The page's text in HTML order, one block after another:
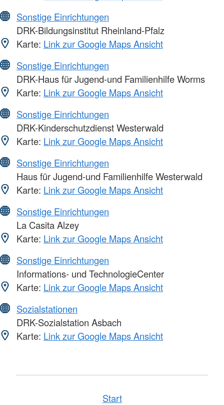
Sonstige Einrichtungen
DRK-Bildungsinstitut Rheinland-Pfalz
Karte: Link zur Google Maps Ansicht
Sonstige Einrichtungen
DRK-Haus für Jugend-und Familienhilfe Worms
Karte: Link zur Google Maps Ansicht
Sonstige Einrichtungen
DRK-Kinderschutzdienst Westerwald
Karte: Link zur Google Maps Ansicht
Sonstige Einrichtungen
Haus für Jugend-und Familienhilfe Westerwald
Karte: Link zur Google Maps Ansicht
Sonstige Einrichtungen
La Casita Alzey
Karte: Link zur Google Maps Ansicht
Sonstige Einrichtungen
Informations- und TechnologieCenter
Karte: Link zur Google Maps Ansicht
Sozialstationen
DRK-Sozialstation Asbach
Karte: Link zur Google Maps Ansicht
Start